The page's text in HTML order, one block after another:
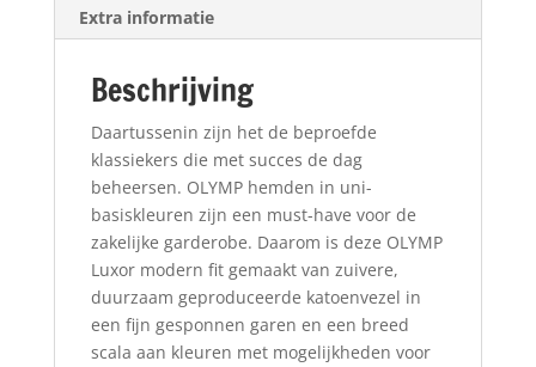
Extra informatie
Beschrijving
Daartussenin zijn het de beproefde
klassiekers die met succes de dag
beheersen. OLYMP hemden in uni-
basiskleuren zijn een must-have voor de
zakelijke garderobe. Daarom is deze OLYMP
Luxor modern fit gemaakt van zuivere,
duurzaam geproduceerde katoenvezel in
een fijn gesponnen garen en een breed
scala aan kleuren met mogelijkheden voor